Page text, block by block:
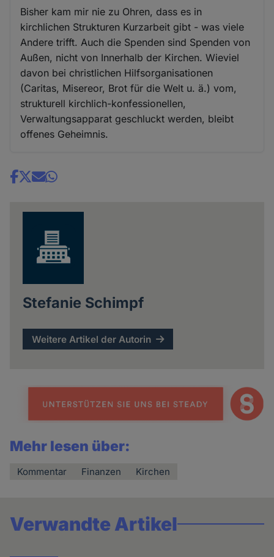
Bisher kam mir nie zu Ohren, dass es in
kirchlichen Strukturen Kurzarbeit gibt - was viele
Andere trifft. Auch die Spenden sind Spenden von
Außen, nicht von Innerhalb der Kirchen. Wieviel
davon bei christlichen Hilfsorganisationen
(Caritas, Misereor, Brot für die Welt u. ä.) vom,
strukturell kirchlich-konfessionellen,
Verwaltungsapparat geschluckt werden, bleibt
offenes Geheimnis.
Share
Stefanie Schimpf
Weitere Artikel der Autorin
Mehr lesen über:
Kommentar Finanzen Kirchen
Verwandte Artikel